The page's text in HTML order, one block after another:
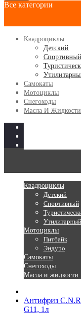
Все категории
Квадроциклы
Детский
Спортивный
Самокаты
Мотоциклы
Снегоходы
Масла И Жидкости
Квадроциклы
Детский
Спортивный
Утилитарный
Мотоциклы
Питбайк
Эндуро
Самокаты
Снегоходы
Масла и жидкости
Антифриз
G11, 1л